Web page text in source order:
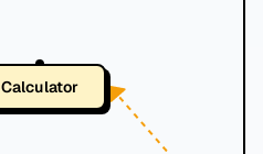
Calculator